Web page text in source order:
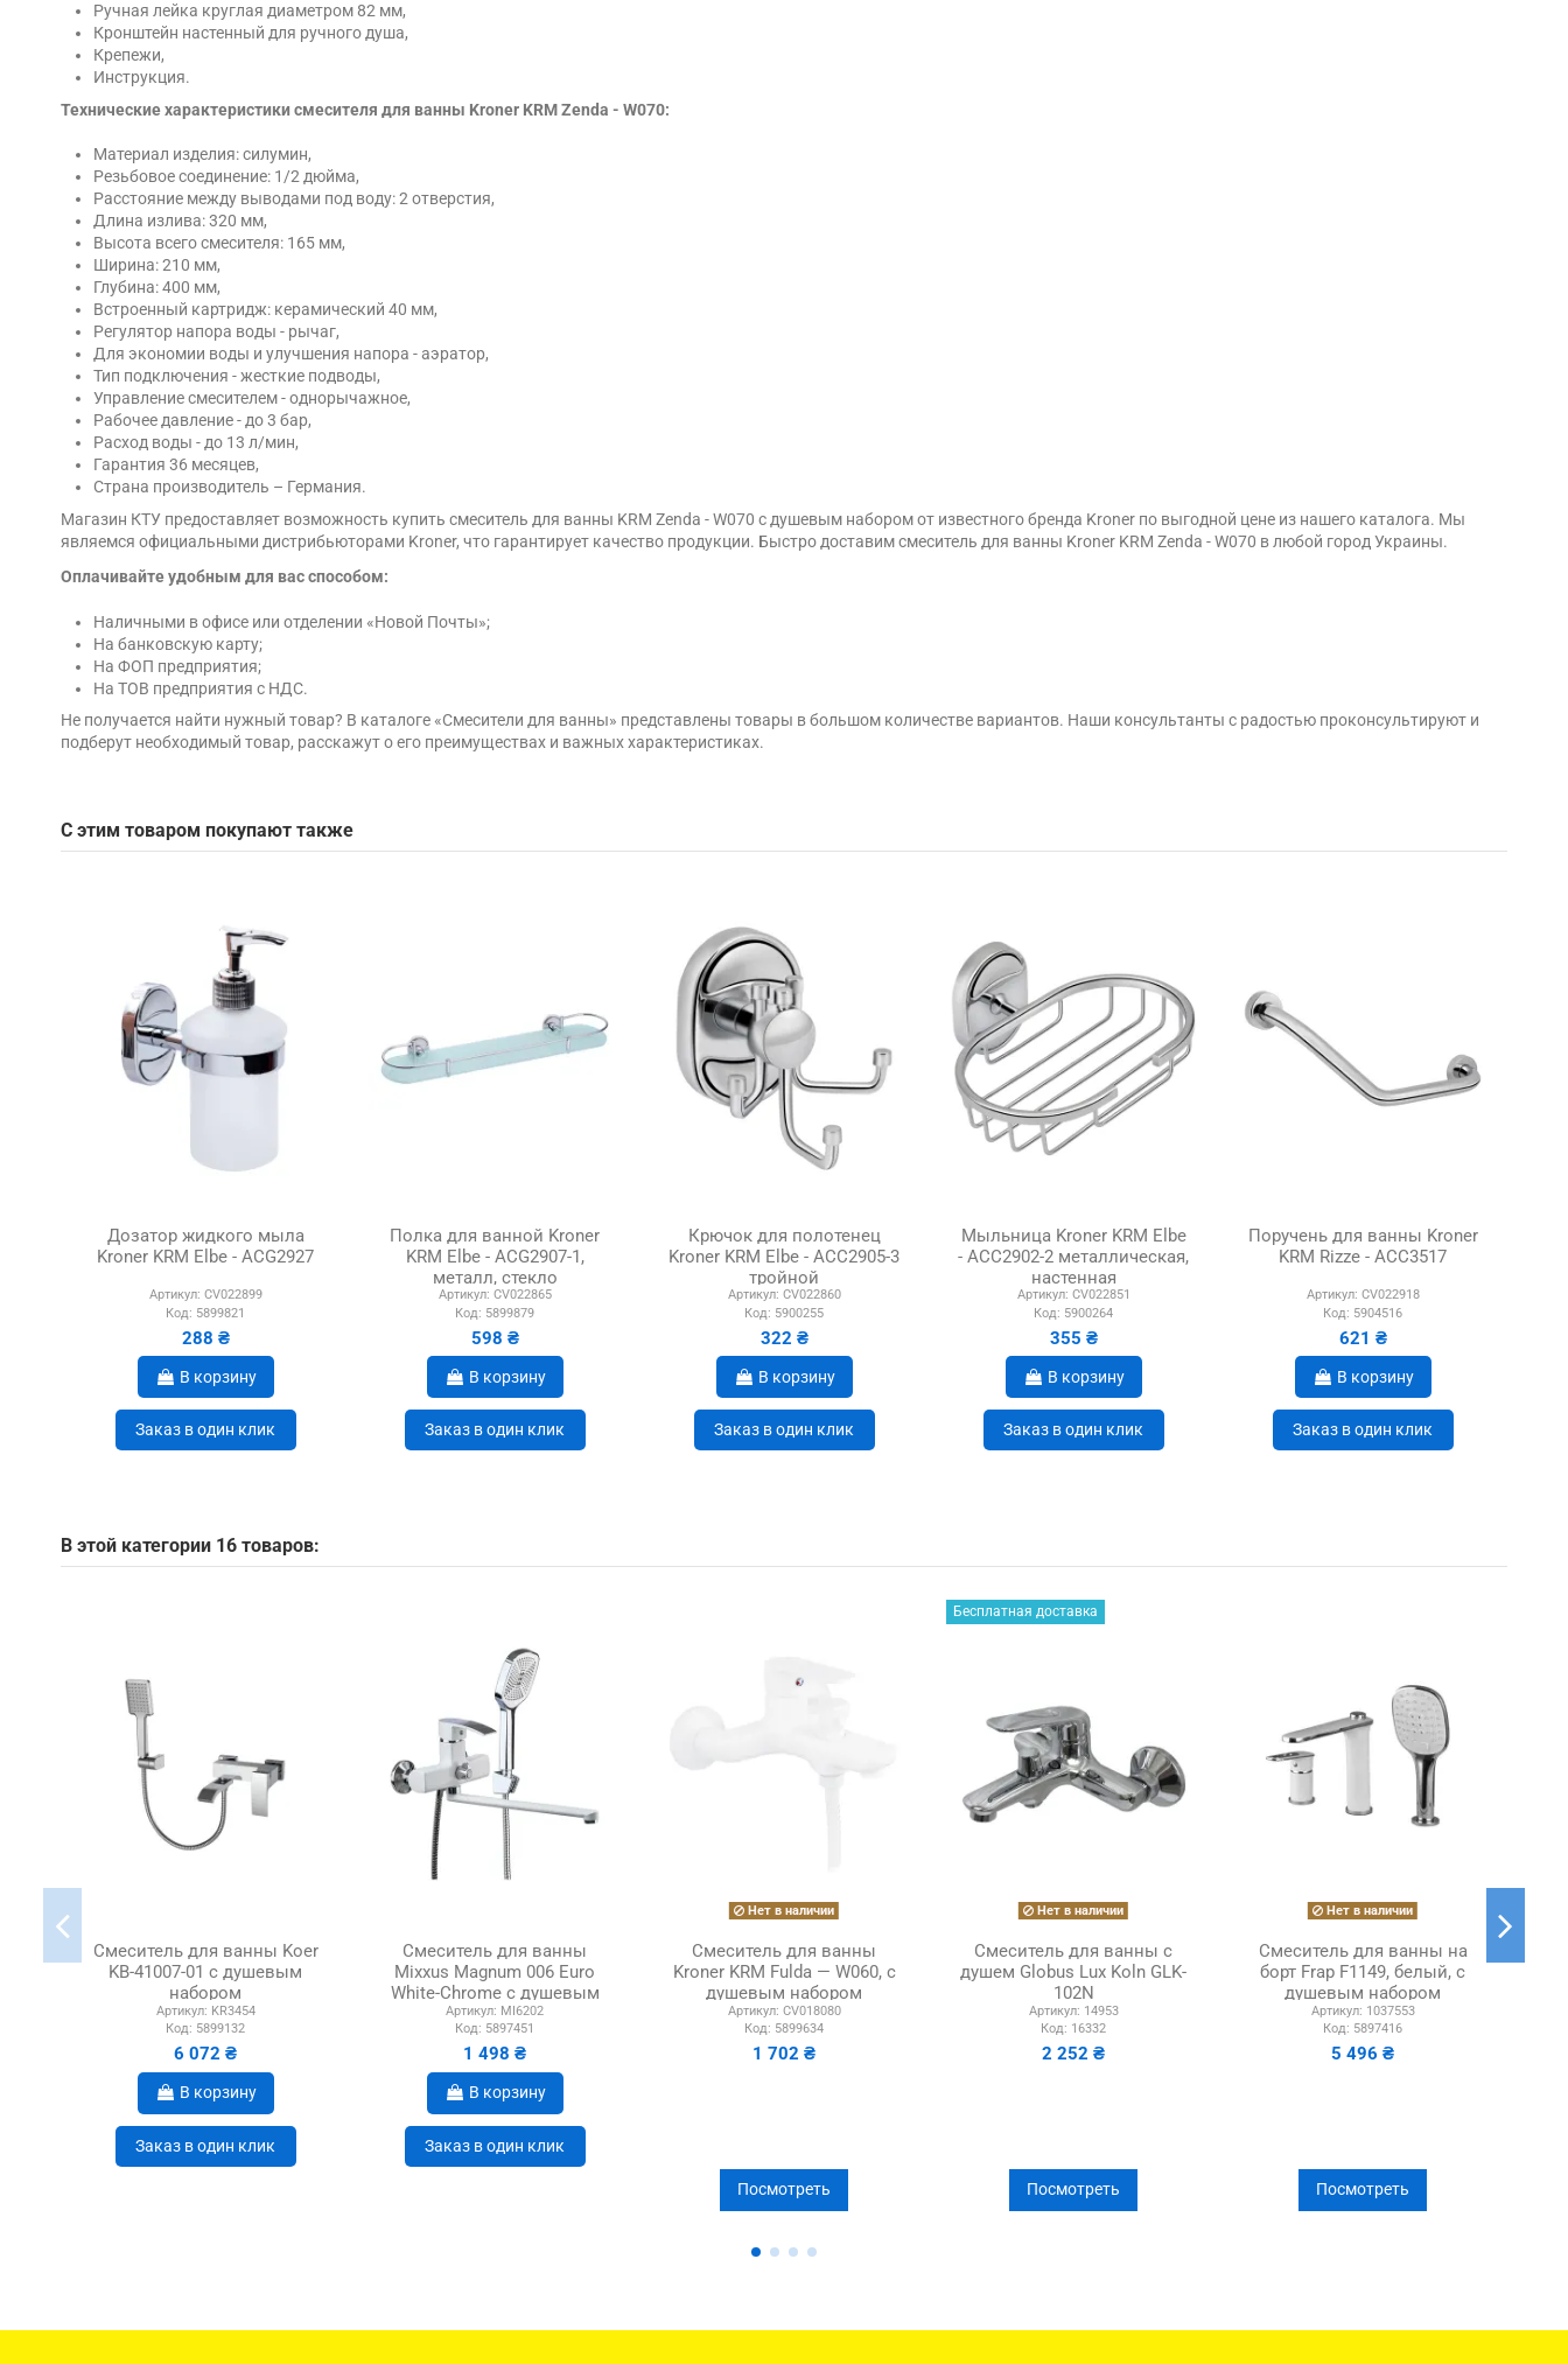
Ручная лейка круглая диаметром 82 мм,
Кронштейн настенный для ручного душа,
Крепежи,
Инструкция.
Технические характеристики смесителя для ванны Kroner KRM Zenda - W070:
Материал изделия: силумин,
Резьбовое соединение: 1/2 дюйма,
Расстояние между выводами под воду: 2 отверстия,
Длина излива: 320 мм,
Высота всего смесителя: 165 мм,
Ширина: 210 мм,
Глубина: 400 мм,
Встроенный картридж: керамический 40 мм,
Регулятор напора воды - рычаг,
Для экономии воды и улучшения напора - аэратор,
Тип подключения - жесткие подводы,
Управление смесителем - однорычажное,
Рабочее давление - до 3 бар,
Расход воды - до 13 л/мин,
Гарантия 36 месяцев,
Страна производитель – Германия.
Магазин КТУ предоставляет возможность купить смеситель для ванны KRM Zenda - W070 с душевым набором от известного бренда Kroner по выгодной цене из нашего каталога. Мы
являемся официальными дистрибьюторами Kroner, что гарантирует качество продукции. Быстро доставим смеситель для ванны Kroner KRM Zenda - W070 в любой город Украины.
Оплачивайте удобным для вас способом:
Наличными в офисе или отделении «Новой Почты»;
На банковскую карту;
На ФОП предприятия;
На ТОВ предприятия с НДС.
Не получается найти нужный товар? В каталоге «Смесители для ванны» представлены товары в большом количестве вариантов. Наши консультанты с радостью проконсультируют и
подберут необходимый товар, расскажут о его преимуществах и важных характеристиках.
С этим товаром покупают также
Дозатор жидкого мыла
Kroner KRM Elbe - ACG2927
Артикул: CV022899
Код: 5899821
288 ₴
В корзину
Заказ в один клик
Полка для ванной Kroner
KRM Elbe - ACG2907-1,
металл, стекло
Артикул: CV022865
Код: 5899879
598 ₴
В корзину
Заказ в один клик
Крючок для полотенец
Kroner KRM Elbe - ACC2905-3
тройной
Артикул: CV022860
Код: 5900255
322 ₴
В корзину
Заказ в один клик
Мыльница Kroner KRM Elbe
- ACC2902-2 металлическая,
настенная
Артикул: CV022851
Код: 5900264
355 ₴
В корзину
Заказ в один клик
Поручень для ванны Kroner
KRM Rizze - ACC3517
Артикул: CV022918
Код: 5904516
621 ₴
В корзину
Заказ в один клик
В этой категории 16 товаров:
Смеситель для ванны Koer
KB-41007-01 с душевым
набором
Артикул: KR3454
Код: 5899132
6 072 ₴
В корзину
Заказ в один клик
Смеситель для ванны
Mixxus Magnum 006 Euro
White-Chrome с душевым
набором
Артикул: MI6202
Код: 5897451
1 498 ₴
В корзину
Заказ в один клик
Нет в наличии
Смеситель для ванны
Kroner KRM Fulda — W060, с
душевым набором
Артикул: CV018080
Код: 5899634
1 702 ₴
Посмотреть
Бесплатная доставка
Нет в наличии
Смеситель для ванны с
душем Globus Lux Koln GLK-
102N
Артикул: 14953
Код: 16332
2 252 ₴
Посмотреть
Нет в наличии
Смеситель для ванны на
борт Frap F1149, белый, с
душевым набором
Артикул: 1037553
Код: 5897416
5 496 ₴
Посмотреть